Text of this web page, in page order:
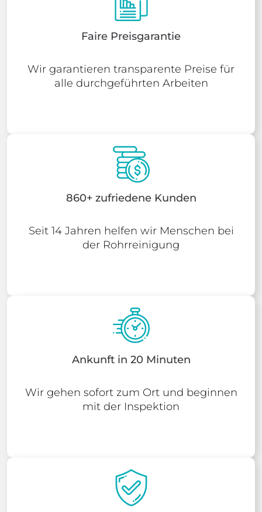
Faire Preisgarantie
Wir garantieren transparente Preise für
alle durchgeführten Arbeiten
860+ zufriedene Kunden
Seit 14 Jahren helfen wir Menschen bei
der Rohrreinigung
Ankunft in 20 Minuten
Wir gehen sofort zum Ort und beginnen
mit der Inspektion